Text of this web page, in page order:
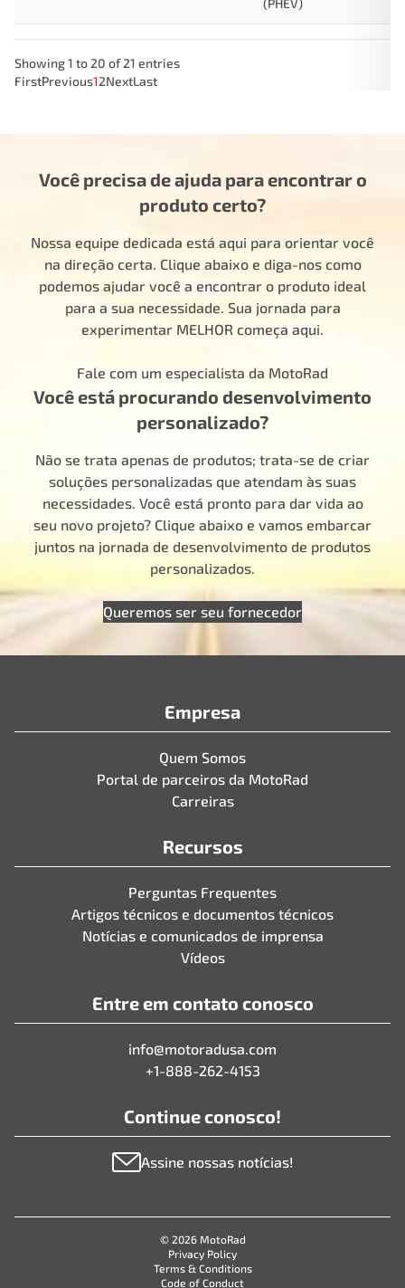
(PHEV)
Showing 1 to 20 of 21 entries
FirstPrevious12NextLast
Você precisa de ajuda para encontrar o
produto certo?
Nossa equipe dedicada está aqui para orientar você
na direção certa. Clique abaixo e diga-nos como
podemos ajudar você a encontrar o produto ideal
para a sua necessidade. Sua jornada para
experimentar MELHOR começa aqui.
Fale com um especialista da MotoRad
Você está procurando desenvolvimento
personalizado?
Não se trata apenas de produtos; trata-se de criar
soluções personalizadas que atendam às suas
necessidades. Você está pronto para dar vida ao
seu novo projeto? Clique abaixo e vamos embarcar
juntos na jornada de desenvolvimento de produtos
personalizados.
Queremos ser seu fornecedor
Empresa
Quem Somos
Portal de parceiros da MotoRad
Carreiras
Recursos
Perguntas Frequentes
Artigos técnicos e documentos técnicos
Notícias e comunicados de imprensa
Vídeos
Entre em contato conosco
info@motoradusa.com
+1-888-262-4153
Continue conosco!
Assine nossas notícias!
© 2026 MotoRad
Privacy Policy
Terms & Conditions
Code of Conduct